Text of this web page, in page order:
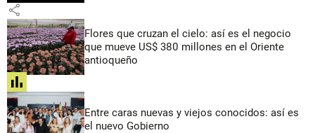
share
Flores que cruzan el cielo: así es el negocio
que mueve US$ 380 millones en el Oriente
antioqueño
share
Entre caras nuevas y viejos conocidos: así es
el nuevo Gobierno